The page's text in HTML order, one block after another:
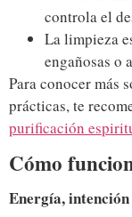
controla el
La limpieza
engañosas o
Para conocer más
prácticas, te
purificación
Cómo
Energía, intención